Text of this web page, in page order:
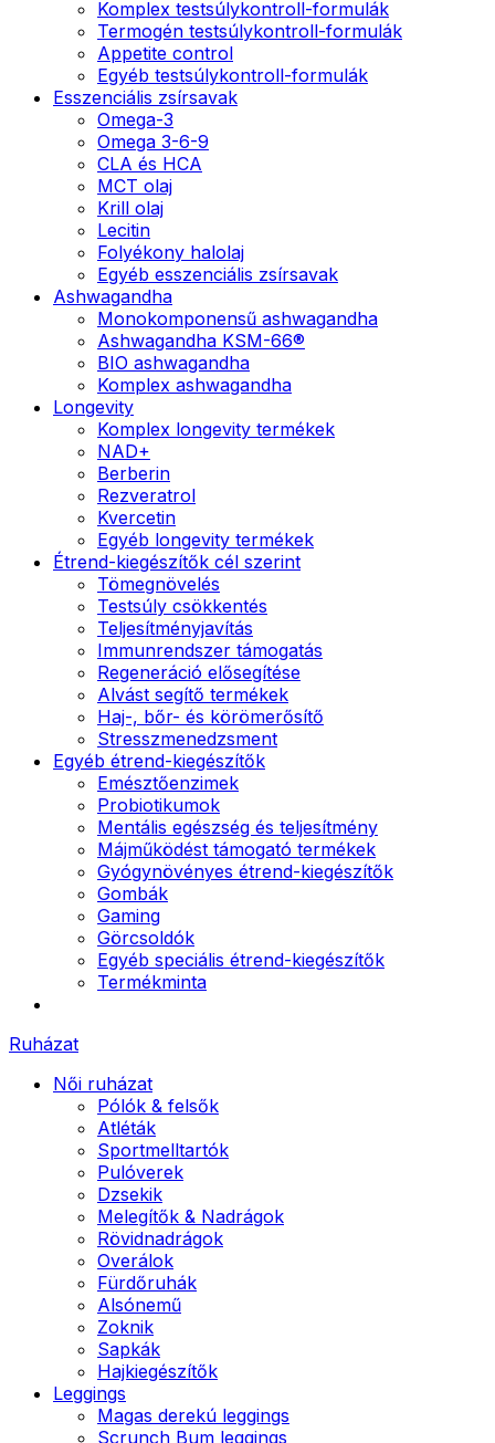
Komplex testsúlykontroll-formulák
Termogén testsúlykontroll-formulák
Appetite control
Egyéb testsúlykontroll-formulák
Esszenciális zsírsavak
Omega-3
Omega 3-6-9
CLA és HCA
MCT olaj
Krill olaj
Lecitin
Folyékony halolaj
Egyéb esszenciális zsírsavak
Ashwagandha
Monokomponensű ashwagandha
Ashwagandha KSM-66®
BIO ashwagandha
Komplex ashwagandha
Longevity
Komplex longevity termékek
NAD+
Berberin
Rezveratrol
Kvercetin
Egyéb longevity termékek
Étrend-kiegészítők cél szerint
Tömegnövelés
Testsúly csökkentés
Teljesítményjavítás
Immunrendszer támogatás
Regeneráció elősegítése
Alvást segítő termékek
Haj-, bőr- és körömerősítő
Stresszmenedzsment
Egyéb étrend-kiegészítők
Emésztőenzimek
Probiotikumok
Mentális egészség és teljesítmény
Májműködést támogató termékek
Gyógynövényes étrend-kiegészítők
Gombák
Gaming
Görcsoldók
Egyéb speciális étrend-kiegészítők
Termékminta
Ruházat
Női ruházat
Pólók & felsők
Atléták
Sportmelltartók
Pulóverek
Dzsekik
Melegítők & Nadrágok
Rövidnadrágok
Overálok
Fürdőruhák
Alsónemű
Zoknik
Sapkák
Hajkiegészítők
Leggings
Magas derekú leggings
Scrunch Bum leggings